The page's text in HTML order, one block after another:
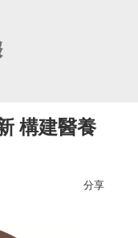
構建醫養
分享